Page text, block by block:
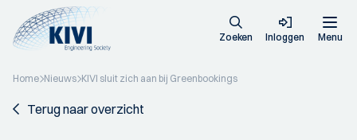
Zoeken Inloggen Menu
Home Nieuws KIVI sluit zich aan bij Greenbookings
Terug naar overzicht